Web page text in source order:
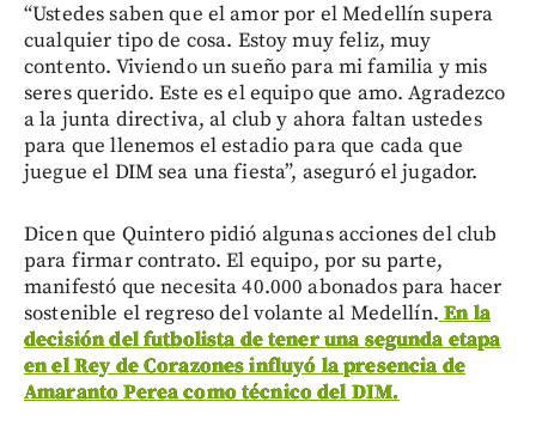
“Ustedes saben que el amor por el Medellín supera
cualquier tipo de cosa. Estoy muy feliz, muy
contento. Viviendo un sueño para mi familia y mis
seres querido. Este es el equipo que amo. Agradezco
a la junta directiva, al club y ahora faltan ustedes
para que llenemos el estadio para que cada que
juegue el DIM sea una fiesta”, aseguró el jugador.
Dicen que Quintero pidió algunas acciones del club
para firmar contrato. El equipo, por su parte,
manifestó que necesita 40.000 abonados para hacer
sostenible el regreso del volante al Medellín.En la
decisión del futbolista de tener una segunda etapa
en el Rey de Corazones influyó la presencia de
Amaranto Perea como técnico del DIM.